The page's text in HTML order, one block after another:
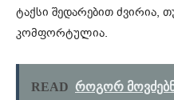
ტაქსი შედარებით ძვირია,
კომფორტულია.
READ როგორ